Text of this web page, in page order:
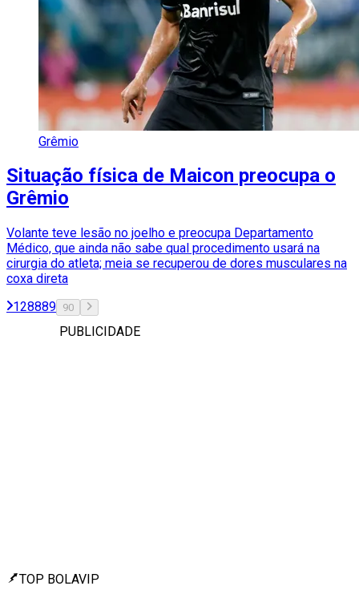
Grêmio
Situação física de Maicon preocupa o
Grêmio
Volante teve lesão no joelho e preocupa Departamento
Médico, que ainda não sabe qual procedimento usará na
cirurgia do atleta; meia se recuperou de dores musculares na
coxa direta
128889 90
PUBLICIDADE
TOP BOLAVIP